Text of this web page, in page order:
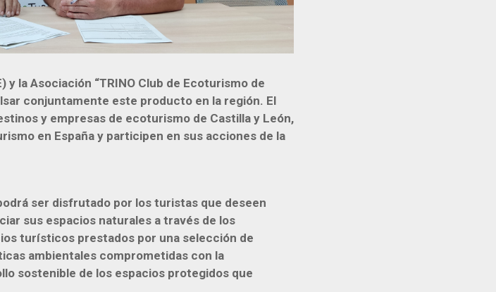
y la Asociación “TRINO Club de Ecoturismo de
conjuntamente este producto en la región. El
y empresas de ecoturismo de Castilla y León,
en España y participen en sus acciones de la
ser disfrutado por los turistas que deseen
sus espacios naturales a través de los
turísticos prestados por una selección de
ambientales comprometidas con la
sostenible de los espacios protegidos que